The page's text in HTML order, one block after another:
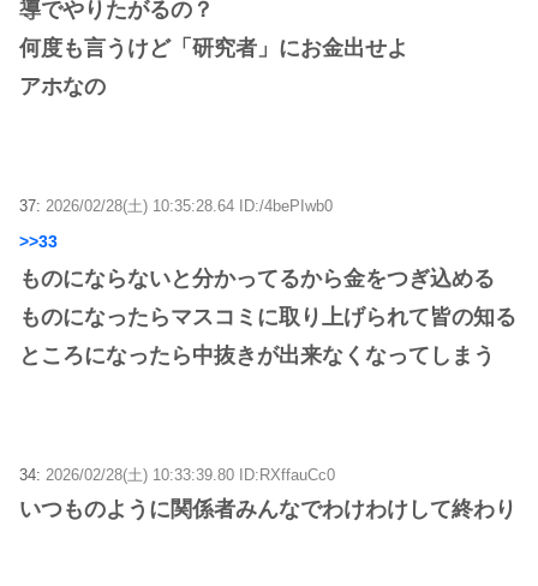
導でやりたがるの？
何度も言うけど「研究者」にお金出せよ
アホなの
37: 2026/02/28(土) 10:35:28.64 ID:/4bePIwb0
>>33
ものにならないと分かってるから金をつぎ込める
ものになったらマスコミに取り上げられて皆の知る
ところになったら中抜きが出来なくなってしまう
34: 2026/02/28(土) 10:33:39.80 ID:RXffauCc0
いつものように関係者みんなでわけわけして終わり